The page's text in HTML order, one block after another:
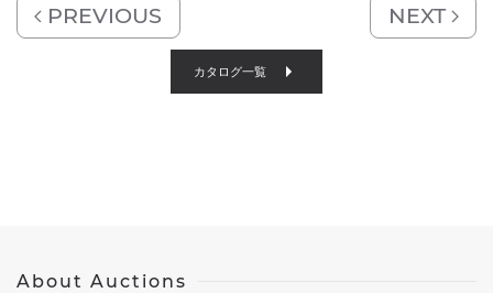
PREVIOUS NEXT
カタログ一覧
About Auctions